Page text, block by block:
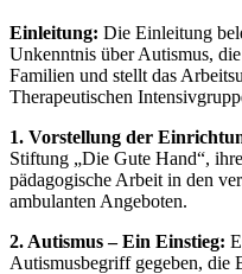
Einleitung: Die Einleitung
Unkenntnis über Autismus,
Familien und stellt das
Therapeutischen
1. Vorstellung der
Stiftung „Die Gute Hand“,
pädagogische Arbeit in den
ambulanten Angeboten.
2. Autismus – Ein Einstieg:
Autismusbegriff gegeben, die